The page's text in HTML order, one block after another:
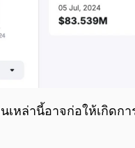
ล่านี้อาจก่อให้เกิดก